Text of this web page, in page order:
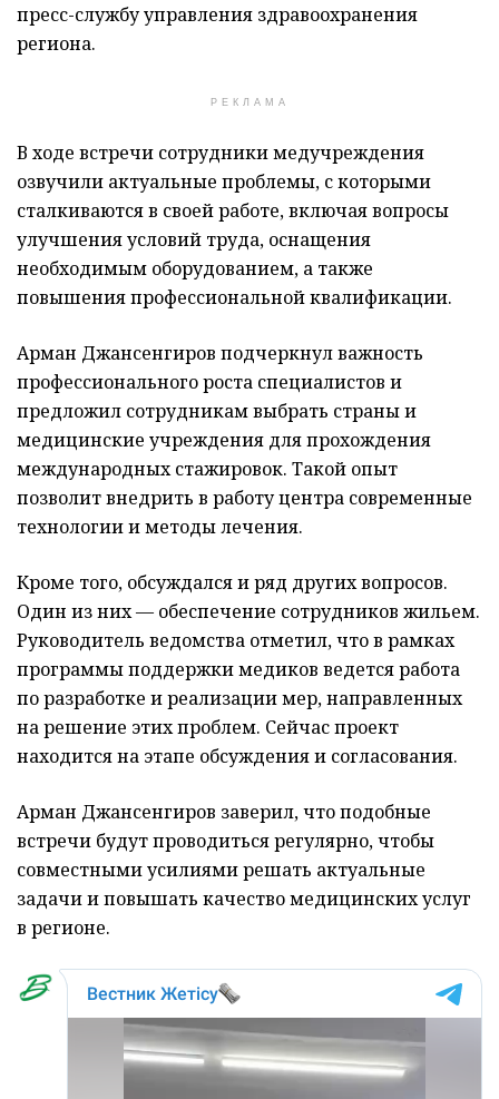
пресс-службу управления здравоохранения
региона.
РЕКЛАМА
В ходе встречи сотрудники медучреждения
озвучили актуальные проблемы, с которыми
сталкиваются в своей работе, включая вопросы
улучшения условий труда, оснащения
необходимым оборудованием, а также
повышения профессиональной квалификации.
Арман Джансенгиров подчеркнул важность
профессионального роста специалистов и
предложил сотрудникам выбрать страны и
медицинские учреждения для прохождения
международных стажировок. Такой опыт
позволит внедрить в работу центра современные
технологии и методы лечения.
Кроме того, обсуждался и ряд других вопросов.
Один из них — обеспечение сотрудников жильем.
Руководитель ведомства отметил, что в рамках
программы поддержки медиков ведется работа
по разработке и реализации мер, направленных
на решение этих проблем. Сейчас проект
находится на этапе обсуждения и согласования.
Арман Джансенгиров заверил, что подобные
встречи будут проводиться регулярно, чтобы
совместными усилиями решать актуальные
задачи и повышать качество медицинских услуг
в регионе.